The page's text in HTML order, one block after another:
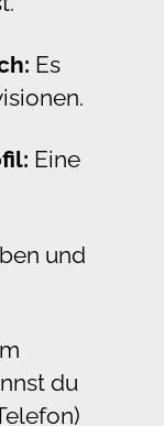
Es
Eine
und
du